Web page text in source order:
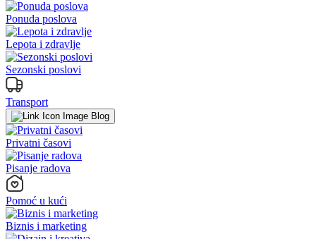
Ponuda poslova
Lepota i zdravlje
Sezonski poslovi
Transport
Blog
Privatni časovi
Pisanje radova
Pomoć u kući
Biznis i marketing